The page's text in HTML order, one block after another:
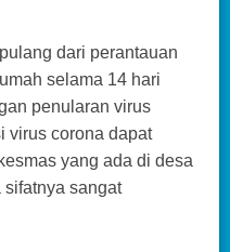
dari perantauan
selama 14 hari
penularan virus
virus corona dapat
yang ada di desa
sangat